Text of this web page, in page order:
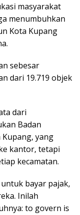
masyarakat
menumbuhkan
Kota Kupang
sebesar
dari 19.719 objek
dari
Badan
Kupang, yang
kantor, tetapi
kecamatan.
bayar pajak,
Inilah
to govern is